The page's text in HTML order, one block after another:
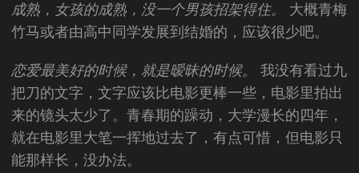
成熟，女孩的成熟，没一个男孩招架得住。
大概青梅
竹马或者由高中同学发展到结婚的，应该很少吧。
恋爱最美好的时候，就是暧昧的时候。
我没有看过九
把刀的文字，文字应该比电影更棒一些，电影里拍出
来的镜头太少了。青春期的躁动，大学漫长的四年，
就在电影里大笔一挥地过去了，有点可惜，但电影只
能那样长，没办法。